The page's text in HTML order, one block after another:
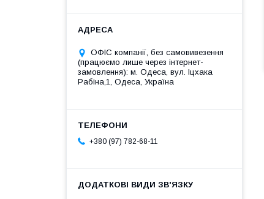
ОФІС компанії, без самовивезення
(працюємо лише через інтернет-
замовлення): м. Одеса, вул. Іцхака
Рабіна,1, Одеса, Україна
+380 (97) 782-68-11